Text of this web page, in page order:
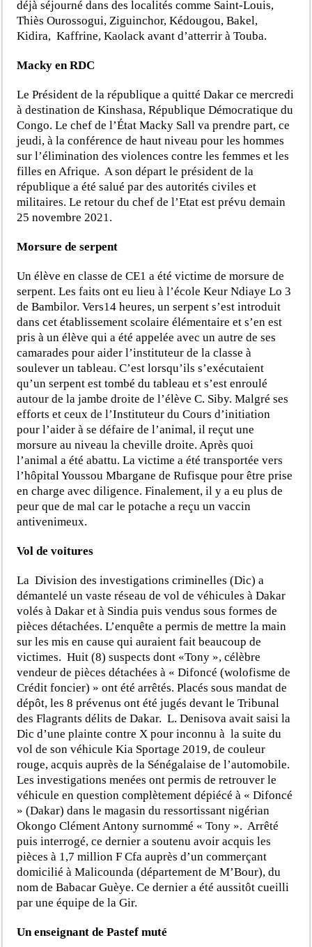
déjà séjourné dans des localités comme Saint-Louis,
Thiès Ourossogui, Ziguinchor, Kédougou, Bakel,
Kidira, Kaffrine, Kaolack avant d’atterrir à Touba.
Macky en RDC
Le Président de la république a quitté Dakar ce mercredi
à destination de Kinshasa, République Démocratique du
Congo. Le chef de l’État Macky Sall va prendre part, ce
jeudi, à la conférence de haut niveau pour les hommes
sur l’élimination des violences contre les femmes et les
filles en Afrique. A son départ le président de la
république a été salué par des autorités civiles et
militaires. Le retour du chef de l’Etat est prévu demain
25 novembre 2021.
Morsure de serpent
Un élève en classe de CE1 a été victime de morsure de
serpent. Les faits ont eu lieu à l’école Keur Ndiaye Lo 3
de Bambilor. Vers14 heures, un serpent s’est introduit
dans cet établissement scolaire élémentaire et s’en est
pris à un élève qui a été appelée avec un autre de ses
camarades pour aider l’instituteur de la classe à
soulever un tableau. C’est lorsqu’ils s’exécutaient
qu’un serpent est tombé du tableau et s’est enroulé
autour de la jambe droite de l’élève C. Siby. Malgré ses
efforts et ceux de l’Instituteur du Cours d’initiation
pour l’aider à se défaire de l’animal, il reçut une
morsure au niveau la cheville droite. Après quoi
l’animal a été abattu. La victime a été transportée vers
l’hôpital Youssou Mbargane de Rufisque pour être prise
en charge avec diligence. Finalement, il y a eu plus de
peur que de mal car le potache a reçu un vaccin
antivenimeux.
Vol de voitures
La Division des investigations criminelles (Dic) a
démantelé un vaste réseau de vol de véhicules à Dakar
volés à Dakar et à Sindia puis vendus sous formes de
pièces détachées. L’enquête a permis de mettre la main
sur les mis en cause qui auraient fait beaucoup de
victimes. Huit (8) suspects dont «Tony », célèbre
vendeur de pièces détachées à « Difoncé (wolofisme de
Crédit foncier) » ont été arrêtés. Placés sous mandat de
dépôt, les 8 prévenus ont été jugés devant le Tribunal
des Flagrants délits de Dakar. L. Denisova avait saisi la
Dic d’une plainte contre X pour inconnu à la suite du
vol de son véhicule Kia Sportage 2019, de couleur
rouge, acquis auprès de la Sénégalaise de l’automobile.
Les investigations menées ont permis de retrouver le
véhicule en question complètement dépiécé à « Difoncé
» (Dakar) dans le magasin du ressortissant nigérian
Okongo Clément Antony surnommé « Tony ». Arrêté
puis interrogé, ce dernier a soutenu avoir acquis les
pièces à 1,7 million F Cfa auprès d’un commerçant
domicilié à Malicounda (département de M’Bour), du
nom de Babacar Guèye. Ce dernier a été aussitôt cueilli
par une équipe de la Gir.
Un enseignant de Pastef muté